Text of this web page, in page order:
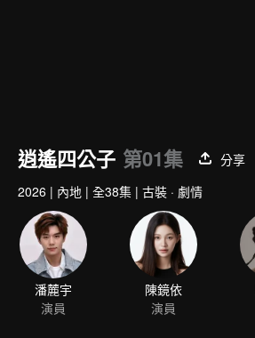
逍遙四公子 第01集
分享
2026 | 內地 | 全38集 | 古裝 · 劇情
潘麓宇
演員
陳鏡依
演員